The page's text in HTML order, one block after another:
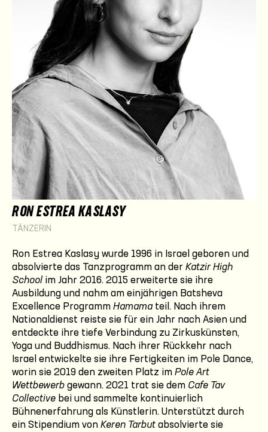
RON ESTREA KASLASY
TÄNZERIN
Ron Estrea Kaslasy wurde 1996 in Israel geboren und
absolvierte das Tanzprogramm an der Katzir High
School im Jahr 2016. 2015 erweiterte sie ihre
Ausbildung und nahm am einjährigen Batsheva
Excellence Programm Hamamateil. Nach ihrem
Nationaldienst reiste sie für ein Jahr nach Asien und
entdeckte ihre tiefe Verbindung zu Zirkuskünsten,
Yoga und Buddhismus. Nach ihrer Rückkehr nach
Israel entwickelte sie ihre Fertigkeiten im Pole Dance,
worin sie 2019 den zweiten Platz im Pole Art
Wettbewerb gewann. 2021 trat sie dem Cafe Tav
Collective bei und sammelte kontinuierlich
Bühnenerfahrung als Künstlerin. Unterstützt durch
ein Stipendium von Keren Tarbut absolvierte sie